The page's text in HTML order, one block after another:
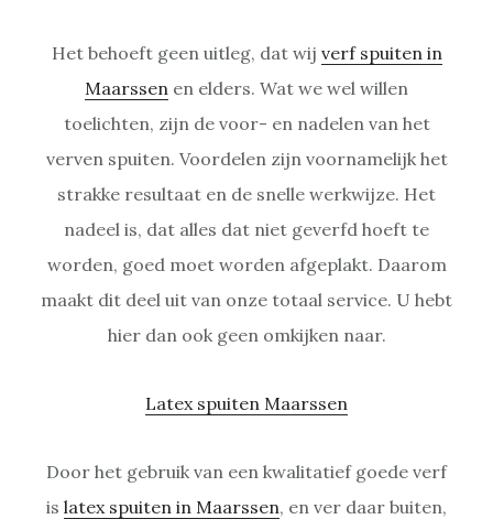
Het behoeft geen uitleg, dat wij verf spuiten in
Maarssen en elders. Wat we wel willen
toelichten, zijn de voor- en nadelen van het
verven spuiten. Voordelen zijn voornamelijk het
strakke resultaat en de snelle werkwijze. Het
nadeel is, dat alles dat niet geverfd hoeft te
worden, goed moet worden afgeplakt. Daarom
maakt dit deel uit van onze totaal service. U hebt
hier dan ook geen omkijken naar.
Latex spuiten Maarssen
Door het gebruik van een kwalitatief goede verf
is latex spuiten in Maarssen, en ver daar buiten,